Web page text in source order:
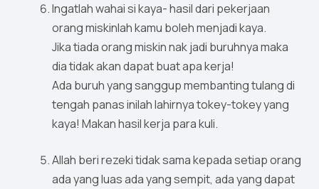
Ingatlah wahai si kaya- hasil dari pekerjaan
orang miskinlah kamu boleh menjadi kaya.
Jika tiada orang miskin nak jadi buruhnya maka
dia tidak akan dapat buat apa kerja!
Ada buruh yang sanggup membanting tulang di
tengah panas inilah lahirnya tokey-tokey yang
kaya! Makan hasil kerja para kuli.
Allah beri rezeki tidak sama kepada setiap orang
ada yang luas ada yang sempit, ada yang dapat